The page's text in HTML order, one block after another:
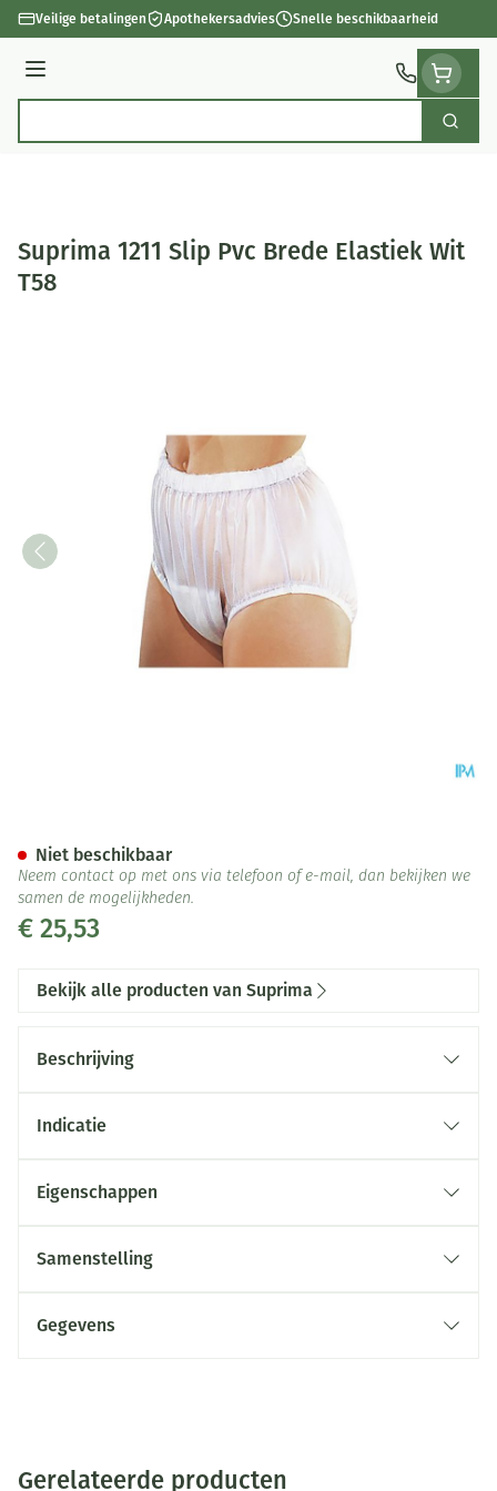
Ga naar de inhoud
Veilige betalingen Apothekersadvies Snelle beschikbaarheid
Menu
Zoek
Suprima 1211 Slip Pvc Brede Elastiek Wit
T58
€ 25,53
Niet beschikbaar
Neem contact op met ons via telefoon of e-mail, dan bekijken we
samen de mogelijkheden.
Bekijk alle producten van Suprima
Beschrijving
Indicatie
Eigenschappen
Samenstelling
Gegevens
Gerelateerde producten